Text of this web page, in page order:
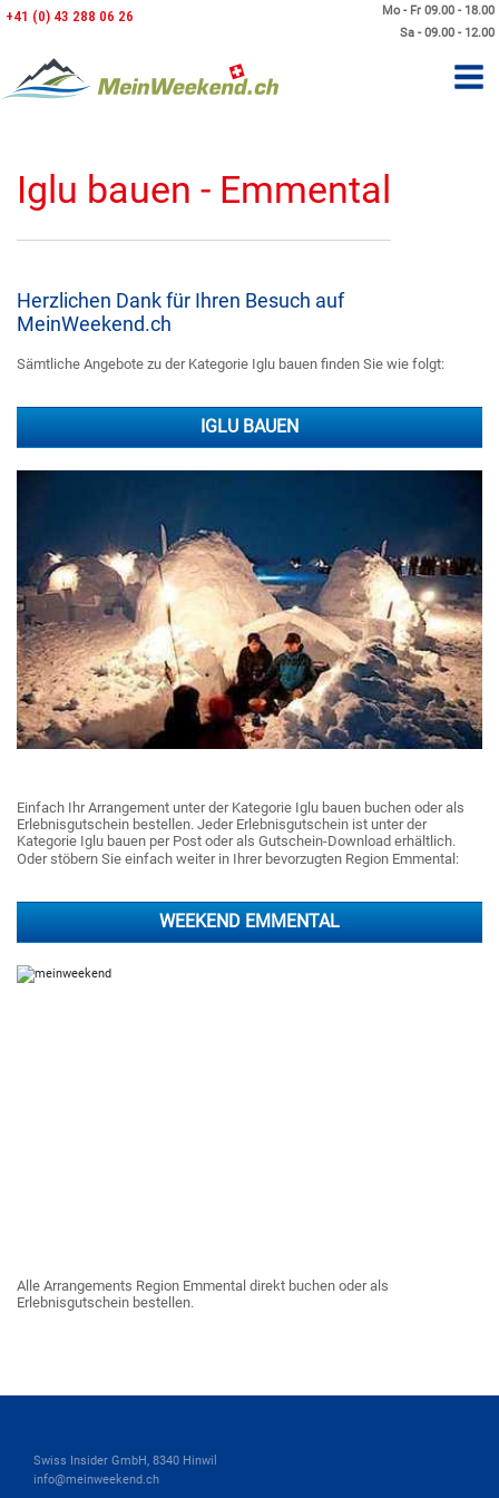
Mo - Fr 09.00 - 18.00
Sa - 09.00 - 12.00
+41 (0) 43 288 06 26
Iglu bauen - Emmental
Herzlichen Dank für Ihren Besuch auf
MeinWeekend.ch
Sämtliche Angebote zu der Kategorie Iglu bauen finden Sie wie folgt:
IGLU BAUEN
Einfach Ihr Arrangement unter der Kategorie Iglu bauen buchen oder als
Erlebnisgutschein bestellen. Jeder Erlebnisgutschein ist unter der
Kategorie Iglu bauen per Post oder als Gutschein-Download erhältlich.
Oder stöbern Sie einfach weiter in Ihrer bevorzugten Region Emmental:
WEEKEND EMMENTAL
Alle Arrangements Region Emmental direkt buchen oder als
Erlebnisgutschein bestellen.
Swiss Insider GmbH, 8340 Hinwil
info@meinweekend.ch